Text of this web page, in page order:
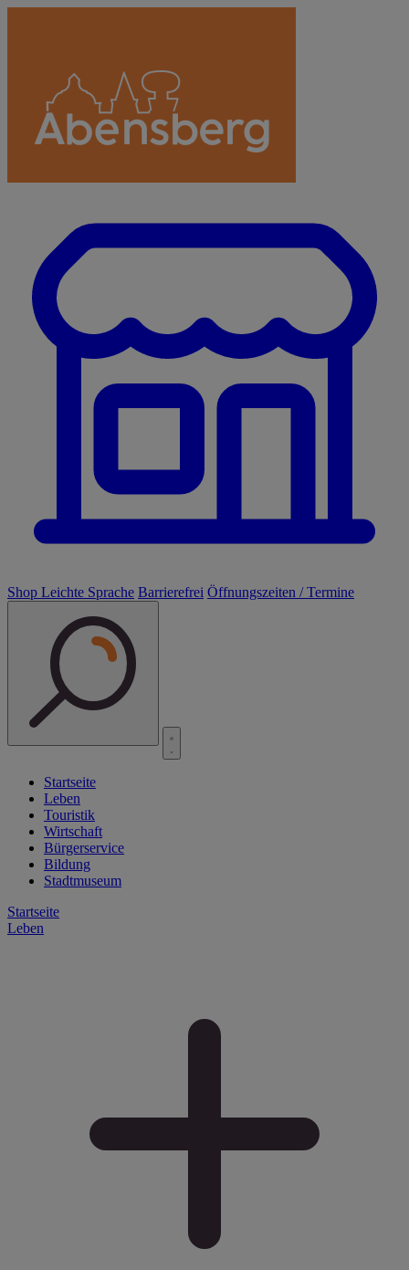
Shop Leichte Sprache Barrierefrei Öffnungszeiten / Termine
Startseite
Leben
Touristik
Wirtschaft
Bürgerservice
Bildung
Stadtmuseum
Startseite
Leben